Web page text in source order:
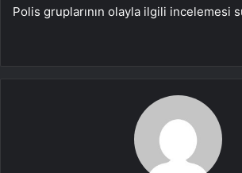
Polis gruplarının olayla ilgili incelemesi